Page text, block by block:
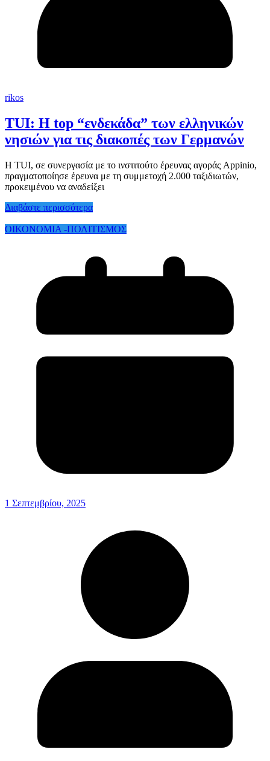
rikos
TUI: Η top “ενδεκάδα” των ελληνικών
νησιών για τις διακοπές των Γερμανών
Η TUI, σε συνεργασία με το ινστιτούτο έρευνας αγοράς Appinio,
πραγματοποίησε έρευνα με τη συμμετοχή 2.000 ταξιδιωτών,
προκειμένου να αναδείξει
Διαβάστε περισσότερα
ΟΙΚΟΝΟΜΙΑ -ΠΟΛΙΤΙΣΜΟΣ
1 Σεπτεμβρίου, 2025